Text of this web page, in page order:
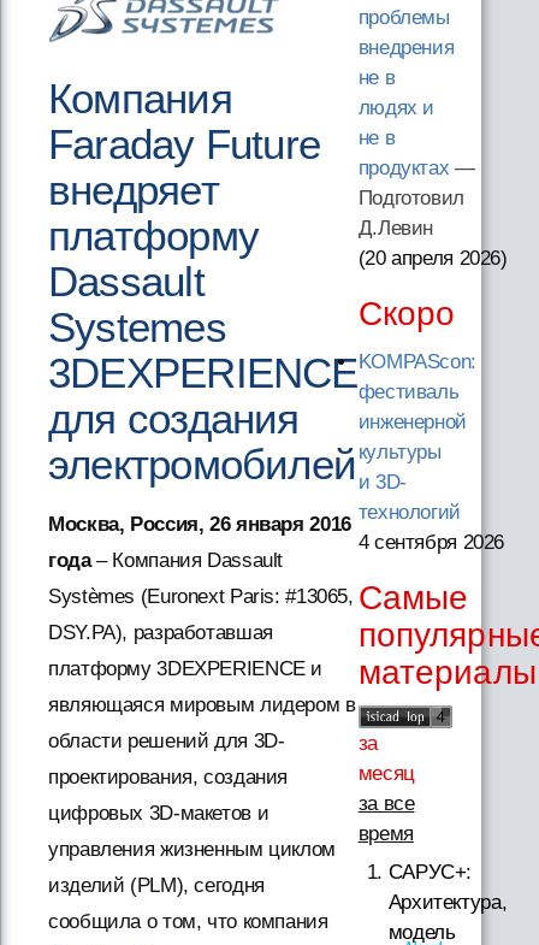
Компания
Faraday Future
внедряет
платформу
Dassault
Systemes
3DEXPERIENCE
для создания
электромобилей
Москва, Россия, 26 января 2016
года– Компания Dassault
Systèmes (Euronext Paris: #13065,
DSY.PA), разработавшая
платформу 3DEXPERIENCE и
являющаяся мировым лидером в
области решений для 3D-
проектирования, создания
цифровых 3D-макетов и
управления жизненным циклом
изделий (PLM), сегодня
сообщила о том, что компания
проблемы
внедрения
не в
людях и
не в
продуктах —
Подготовил
Д.Левин
(20 апреля 2026)
Скоро
KOMPAScon:
фестиваль
инженерной
культуры
и 3D-
технологий
4 сентября 2026
Самые
материалы
за
месяц
за все
время
САРУС+:
Архитектура,
модель